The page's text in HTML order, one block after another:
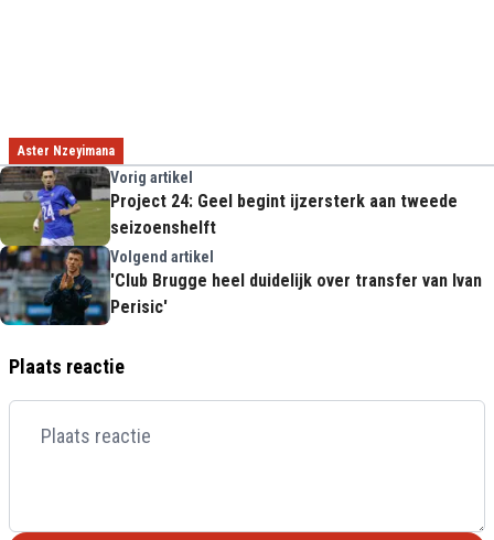
Aster Nzeyimana
Vorig artikel
Project 24: Geel begint ijzersterk aan tweede
seizoenshelft
Volgend artikel
'Club Brugge heel duidelijk over transfer van Ivan
Perisic'
Plaats reactie